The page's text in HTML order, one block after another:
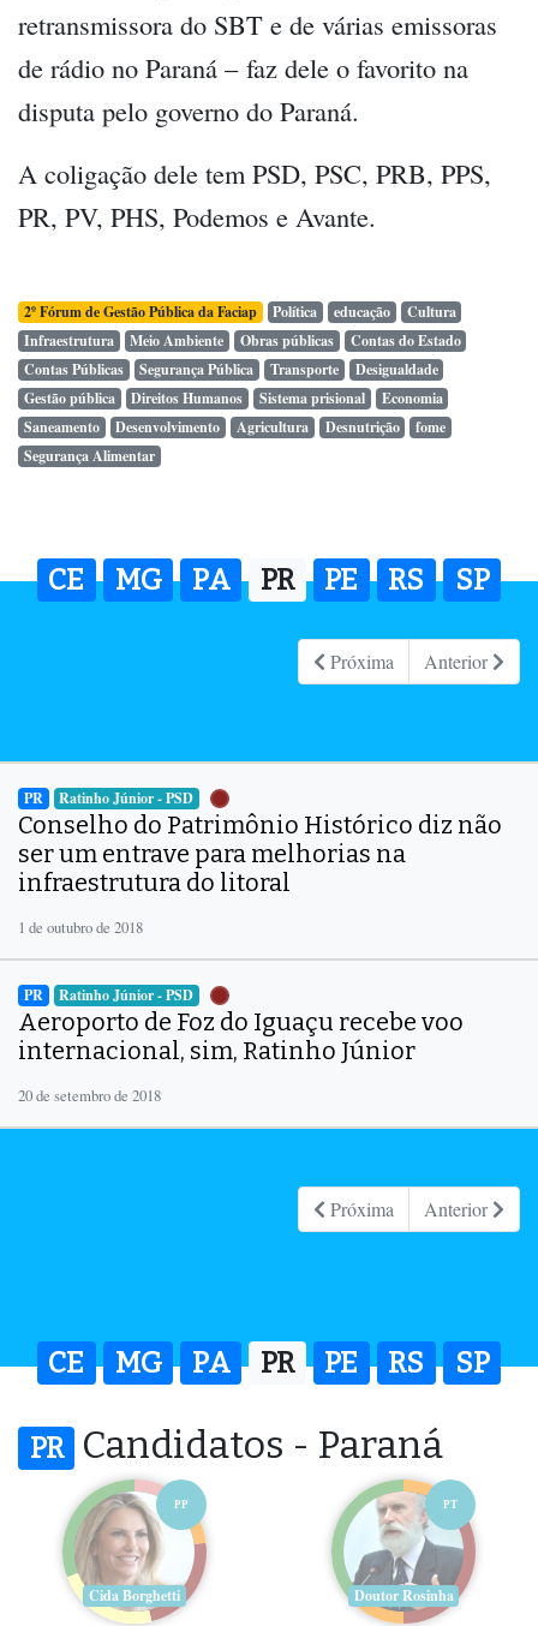
retransmissora do SBT e de várias emissoras
de rádio no Paraná – faz dele o favorito na
disputa pelo governo do Paraná.
A coligação dele tem PSD, PSC, PRB, PPS,
PR, PV, PHS, Podemos e Avante.
2º Fórum de Gestão Pública da Faciap Política educação
Cultura
Infraestrutura
Meio Ambiente Obras públicas
Contas do Estado
Contas Públicas
Segurança Pública Transporte
Desigualdade
Gestão pública
Direitos Humanos Sistema prisional
Economia
Saneamento
Desenvolvimento Agricultura Desnutrição
fome
Segurança Alimentar
CE MG PA PR PE RS SP
Próxima Anterior
PR Ratinho Júnior - PSD
Conselho do Patrimônio Histórico diz não
ser um entrave para melhorias na
infraestrutura do litoral
1 de outubro de 2018
PR Ratinho Júnior - PSD
Aeroporto de Foz do Iguaçu recebe voo
internacional, sim, Ratinho Júnior
20 de setembro de 2018
Próxima Anterior
CE MG PA PR PE RS SP
PR Candidatos - Paraná
PP
Cida Borghetti
PT
Doutor Rosinha